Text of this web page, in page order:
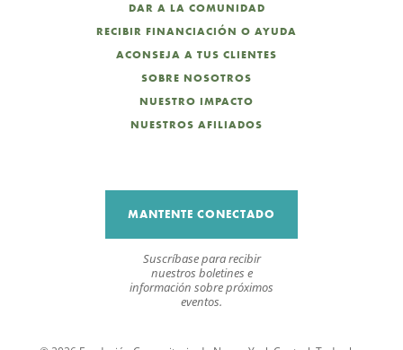
DAR A LA COMUNIDAD
RECIBIR FINANCIACIÓN O AYUDA
ACONSEJA A TUS CLIENTES
SOBRE NOSOTROS
NUESTRO IMPACTO
NUESTROS AFILIADOS
MANTENTE CONECTADO
Suscríbase para recibir
nuestros boletines e
información sobre próximos
eventos.